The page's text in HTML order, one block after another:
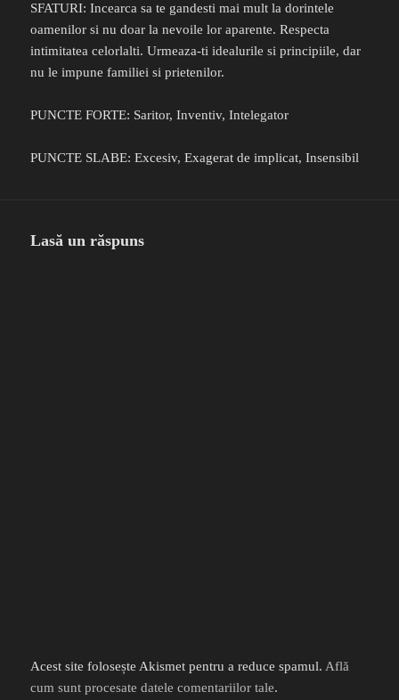
SFATURI: Incearca sa te gandesti mai mult la dorintele
oamenilor si nu doar la nevoile lor aparente. Respecta
intimitatea celorlalti. Urmeaza-ti idealurile si principiile, dar
nu le impune familiei si prietenilor.
PUNCTE FORTE: Saritor, Inventiv, Intelegator
PUNCTE SLABE: Excesiv, Exagerat de implicat, Insensibil
Lasă un răspuns
Acest site folosește Akismet pentru a reduce spamul.Află
cum sunt procesate datele comentariilor tale.